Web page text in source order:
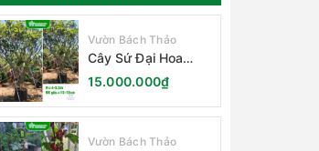
Vườn Bách Thảo
Cây Sứ Đại Hoa
Trắng
15.000.000₫
Vườn Bách Thảo